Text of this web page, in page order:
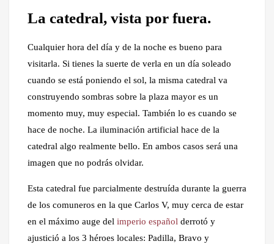
La catedral, vista por fuera.
Cualquier hora del día y de la noche es bueno para
visitarla. Si tienes la suerte de verla en un día soleado
cuando se está poniendo el sol, la misma catedral va
construyendo sombras sobre la plaza mayor es un
momento muy, muy especial. También lo es cuando se
hace de noche. La iluminación artificial hace de la
catedral algo realmente bello. En ambos casos será una
imagen que no podrás olvidar.
Esta catedral fue parcialmente destruída durante la guerra
de los comuneros en la que Carlos V, muy cerca de estar
en el máximo auge del imperio español derrotó y
ajustició a los 3 héroes locales: Padilla, Bravo y